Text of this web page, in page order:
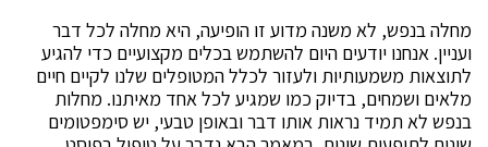
מחלה בנפש, לא משנה מדוע זו הופיעה, היא מחלה לכל דבר
ועניין. אנחנו יודעים היום להשתמש בכלים מקצועיים כדי להגיע
לתוצאות משמעותיות ולעזור לכלל המטופלים שלנו לקיים חיים
מלאים ושמחים, בדיוק כמו שמגיע לכל אחד מאיתנו. מחלות
בנפש לא תמיד נראות אותו דבר ובאופן טבעי, יש סימפטומים